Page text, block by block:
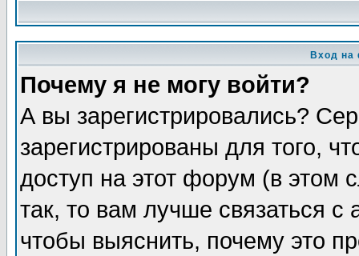
Вход на
Почему я не могу войти?
А вы зарегистрировались?
зарегистрированы для того,
доступ на этот форум (в этом
так, то вам лучше связаться
чтобы выяснить, почему это